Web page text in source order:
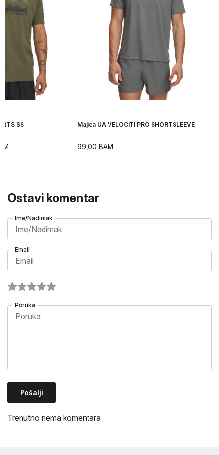
SS Majica UA VELOCITI PRO SHORTSLEEVE
99,00 BAM
Ostavi komentar
Ime/Nadimak
Email
Poruka
Pošalji
Trenutno nema komentara